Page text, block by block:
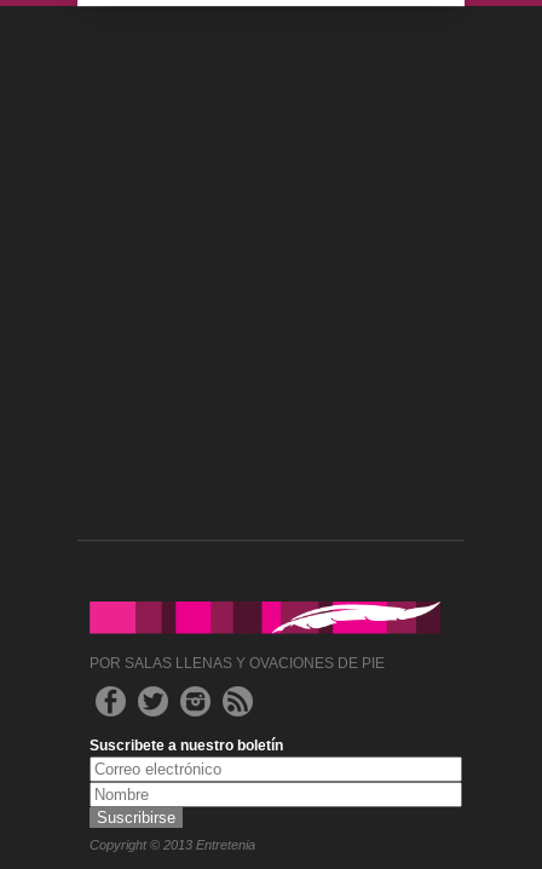
POR SALAS LLENAS Y OVACIONES DE PIE
Suscribete a nuestro boletín
Copyright © 2013 Entretenia